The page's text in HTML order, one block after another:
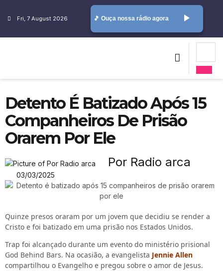
Fri, 7 August 2026 🎵 Ouça nossa rádio agora play_arrow
Detento É Batizado Após 15
Companheiros De Prisão
Orarem Por Ele
Por Radio arca
03/03/2025
Quinze presos oraram por um jovem que decidiu se render a
Cristo e foi batizado em uma prisão nos Estados Unidos.
Trap foi alcançado durante um evento do ministério prisional
God Behind Bars. Na ocasião, a evangelista Jennie Allen
compartilhou o Evangelho e pregou sobre o amor de Jesus.